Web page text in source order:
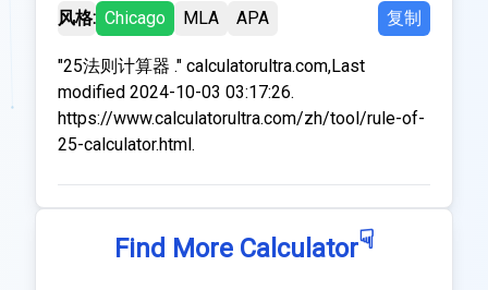
风格: Chicago MLA APA 复制
"25法则计算器 ." calculatorultra.com,Last
modified 2024-10-03 03:17:26.
https://www.calculatorultra.com/zh/tool/rule-of-
25-calculator.html.
Find More Calculator☟